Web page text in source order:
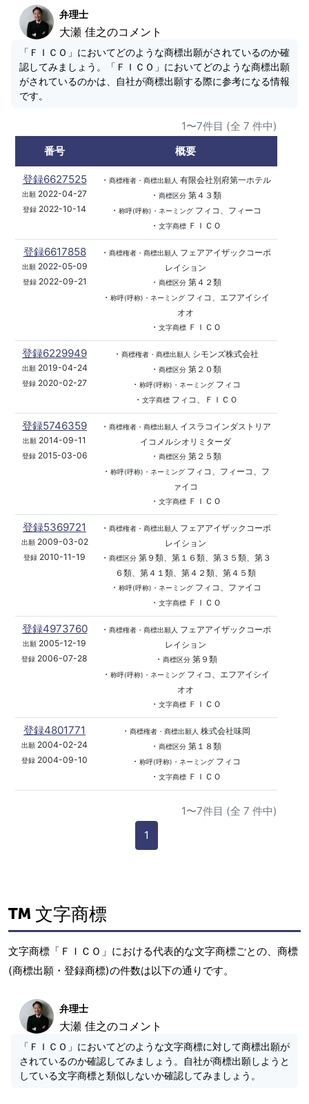
弁理士
大瀬 佳之のコメント
「ＦＩＣＯ」においてどのような商標出願がされているのか確
認してみましょう。「ＦＩＣＯ」においてどのような商標出願
がされているのかは、自社が商標出願する際に参考になる情報
です。
1〜7件目 (全 7 件中)
番号
概要
登録6627525
出願 2022-04-27
登録 2022-10-14
・ 商標権者・商標出願人 有限会社別府第一ホテル
・ 商標区分第４３類
・ 称呼(呼称)・ネーミングフィコ、フィーコ
・ 文字商標ＦＩＣＯ
登録6617858
出願2022-05-09
登録2022-09-21
・ 商標権者・商標出願人
フェアアイザックコーポ
レイション
・ 商標区分第４２類
・ 称呼(呼称)・ネーミングフィコ、エフアイシイ
オオ
・ 文字商標ＦＩＣＯ
登録6229949
出願2019-04-24
登録 2020-02-27
・ 商標権者・商標出願人
シモンズ株式会社
・ 商標区分第２０類
・ 称呼(呼称)・ネーミングフィコ
・ 文字商標フィコ、ＦＩＣＯ
登録5746359
出願 2014-09-11
登録2015-03-06
・ 商標権者・商標出願人
イスラコインダストリア
イコメルシオリミターダ
・ 商標区分第２５類
・ 称呼(呼称)・ネーミングフィコ、フィーコ、フ
ァイコ
・ 文字商標ＦＩＣＯ
登録5369721
出願2009-03-02
登録 2010-11-19
・ 商標権者・商標出願人
フェアアイザックコーポ
レイション
・ 商標区分第９類、第１６類、第３５類、第３
６類、第４１類、第４２類、第４５類
・ 称呼(呼称)・ネーミングフィコ、ファイコ
・ 文字商標ＦＩＣＯ
登録4973760
出願 2005-12-19
登録 2006-07-28
・ 商標権者・商標出願人
フェアアイザックコーポ
レイション
・ 商標区分第９類
・ 称呼(呼称)・ネーミングフィコ、エフアイシイ
オオ
・ 文字商標ＦＩＣＯ
登録4801771
出願 2004-02-24
登録 2004-09-10
・ 商標権者・商標出願人 株式会社味岡
・ 商標区分第１８類
・ 称呼(呼称)・ネーミングフィコ
・ 文字商標ＦＩＣＯ
1〜7件目 (全 7 件中)
1
文字商標
文字商標「ＦＩＣＯ」における代表的な文字商標ごとの、商標
(商標出願・登録商標)の件数は以下の通りです。
弁理士
大瀬 佳之のコメント
「ＦＩＣＯ」においてどのような文字商標に対して商標出願が
されているのか確認してみましょう。自社が商標出願しようと
している文字商標と類似しないか確認してみましょう。